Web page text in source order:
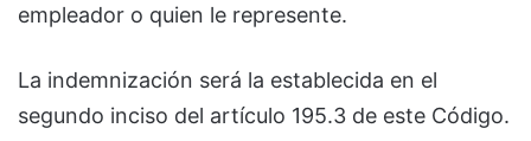
empleador o quien le represente.
La indemnización será la establecida en el
segundo inciso del artículo 195.3 de este Código.